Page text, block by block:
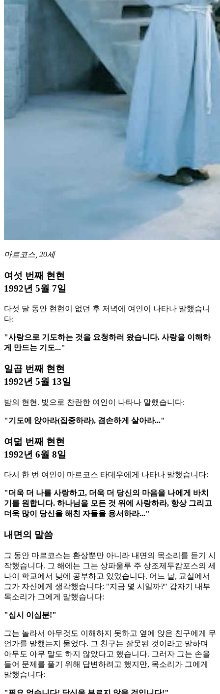
마르코스, 20세
여섯 번째 현현
1992년 5월 7일
다섯 달 동안 현현이 없던 후 저녁에 여인이 나타나 말했습니
다:
"사랑으로 기도하는 것을 요청하러 왔습니다. 사랑을 이해하
게 만드는 기도..."
일곱 번째 현현
1992년 5월 13일
밤의 현현. 빛으로 찬란한 여인이 나타나 말했습니다:
"기도에 앉아라(집중하라), 겸손하게 살아라..."
여덟 번째 현현
1992년 6월 8일
다시 한 번 여인이 마르코스 타데우에게 나타나 말했습니다:
"더욱 더 나를 사랑하고, 더욱 더 당신의 마음을 나에게 바치
기를 원합니다. 하나님을 모든 것 위에 사랑하라, 항상 그리고
더욱 많이 당신을 해친 자들을 용서하라..."
내면의 말씀
그 동안 마르코스는 환상뿐만 아니라 내면의 목소리를 듣기 시
작했습니다. 그 해에는 그는 상파울루 주 상조제두캄포스의 세
나이 학교에서 낮에 공부하고 있었습니다. 어느 날, 교실에서
그가 자신에게 생각했습니다: "지금 몇 시일까?" 갑자기 내부
목소리가 그에게 말했습니다:
"십시 이십분!"
그는 놀라서 아무것도 이해하지 못하고 옆에 앉은 친구에게 무
언가를 말했는지 물었다. 그 친구는 잘못된 것이라고 말하며
아무도 아무 말도 하지 않았다고 했습니다. 그러자 그는 손을
들어 문제를 풀기 위해 답변하려고 했지만, 목소리가 그에게
말했습니다: